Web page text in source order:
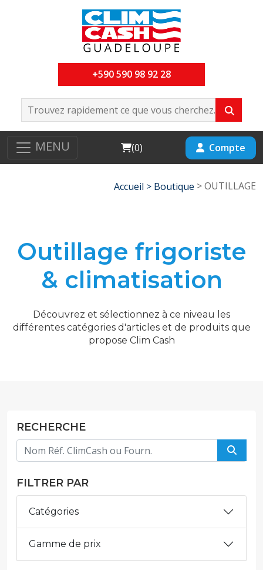
+590 590 98 92 28
MENU Cart
(0) Compte
Accueil > Boutique > OUTILLAGE
Outillage frigoriste
& climatisation
Découvrez et sélectionnez à ce niveau les
différentes catégories d'articles et de produits que
propose Clim Cash
RECHERCHE
FILTRER PAR
Catégories
Gamme de prix